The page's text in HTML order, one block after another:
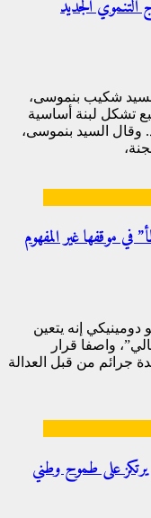
التنموي الجديد
السيد شكيب بنموسى،
تشكل لبنة أساسية
وقال السيد بنموسى،
في موقفها غير المفهوم
دومينيكي إنه يتعين
واصفا قرار
جرائم من قبل العدالة
يرتكز على طموح وطني